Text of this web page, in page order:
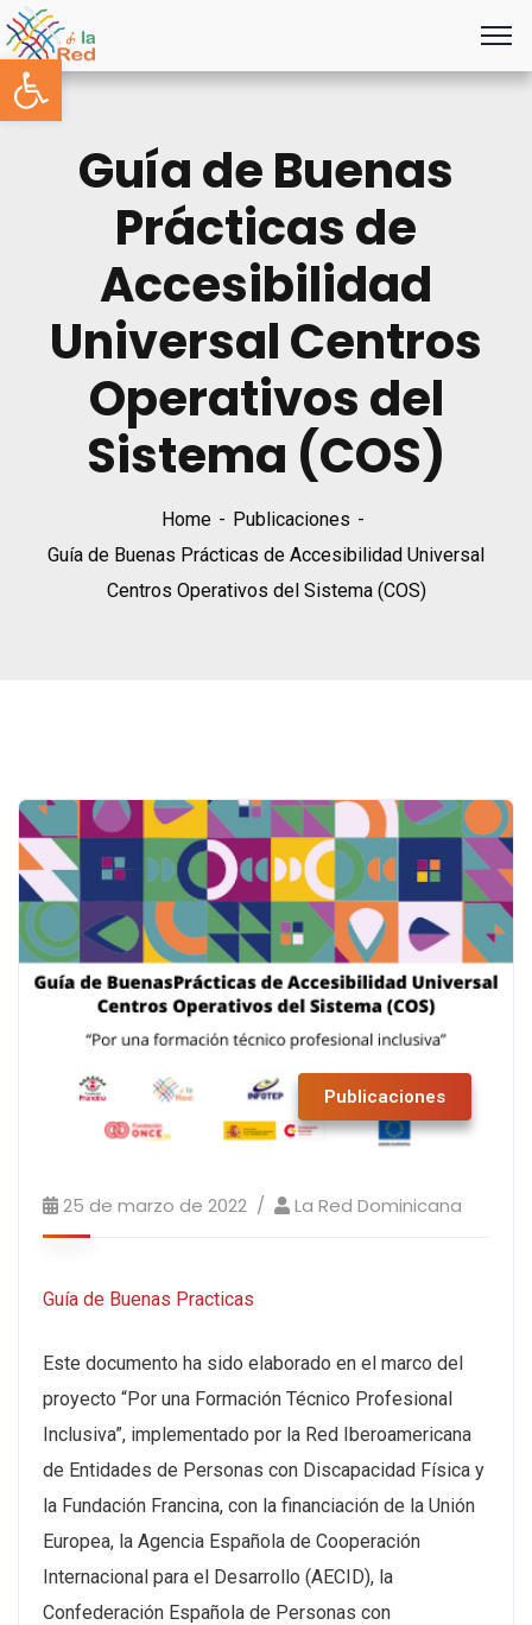
Abrir barra de herramientas
Guía de Buenas
Prácticas de
Accesibilidad
Universal Centros
Operativos del
Sistema (COS)
Home
Publicaciones
Guía de Buenas Prácticas de Accesibilidad Universal
Centros Operativos del Sistema (COS)
Publicaciones
25 de marzo de 2022 La Red Dominicana
Guía de Buenas Practicas
Este documento ha sido elaborado en el marco del
proyecto “Por una Formación Técnico Profesional
Inclusiva”, implementado por la Red Iberoamericana
de Entidades de Personas con Discapacidad Física y
la Fundación Francina, con la financiación de la Unión
Europea, la Agencia Española de Cooperación
Internacional para el Desarrollo (AECID), la
Confederación Española de Personas con